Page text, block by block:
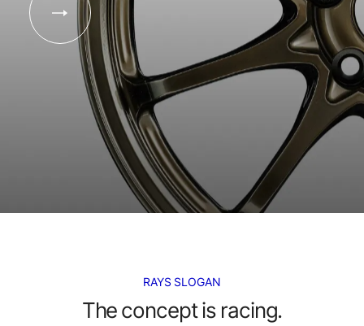
RAYS SLOGAN
The concept is racing.